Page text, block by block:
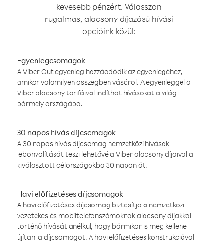
kevesebb pénzért. Válasszon
rugalmas, alacsony díjazású hívási
opcióink közül:
Egyenlegcsomagok
A Viber Out egyenleg hozzáadódik az egyenlegéhez,
amikor valamilyen összegben vásárol. A egyenleggel a
Viber alacsony tarifáival indíthat hívásokat a világ
bármely országába.
30 napos hívás díjcsomagok
A 30 napos hívás díjcsomag nemzetközi hívások
lebonyolítását teszi lehetővé a Viber alacsony díjaival a
kiválasztott célországokba 30 napon át.
Havi előfizetéses díjcsomagok
A havi előfizetéses díjcsomag biztosítja a nemzetközi
vezetékes és mobiltelefonszámoknak alacsony díjakkal
történő hívását anélkül, hogy bármikor is meg kellene
újítani a díjcsomagot. A havi előfizetéses konstrukcióval